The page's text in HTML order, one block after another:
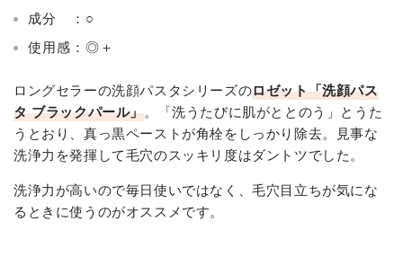
成分 ：○
使用感：◎＋
ロングセラーの洗顔パスタシリーズのロゼット「洗顔パス
タ ブラックパール」。「洗うたびに肌がととのう」とうた
うとおり、真っ黒ペーストが角栓をしっかり除去。見事な
洗浄力を発揮して毛穴のスッキリ度はダントツでした。
洗浄力が高いので毎日使いではなく、毛穴目立ちが気にな
るときに使うのがオススメです。